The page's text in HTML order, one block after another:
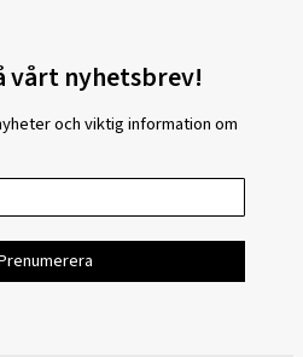
vårt nyhetsbrev!
och viktig information om